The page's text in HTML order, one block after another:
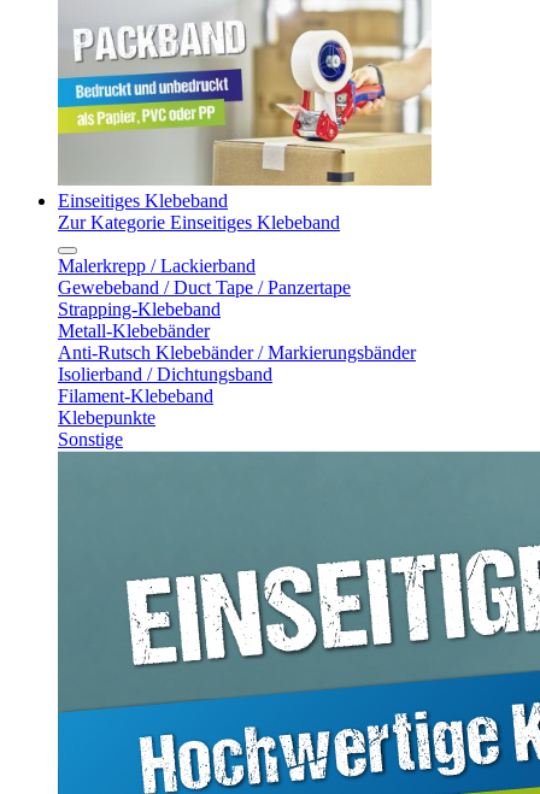
Einseitiges Klebeband
Zur Kategorie Einseitiges Klebeband
Malerkrepp / Lackierband
Gewebeband / Duct Tape / Panzertape
Strapping-Klebeband
Metall-Klebebänder
Anti-Rutsch Klebebänder / Markierungsbänder
Isolierband / Dichtungsband
Filament-Klebeband
Klebepunkte
Sonstige